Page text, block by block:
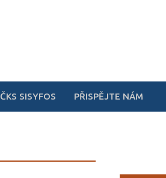
ČKS SISYFOS PŘISPĚJTE NÁM